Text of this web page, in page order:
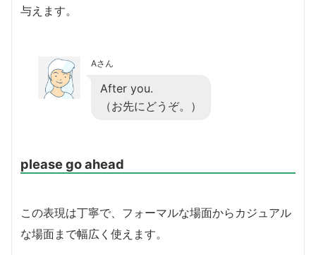
与えます。
Aさん
After you.
（お先にどうぞ。）
please go ahead
この表現は丁寧で、フォーマルな場面からカジュアル
な場面まで幅広く使えます。